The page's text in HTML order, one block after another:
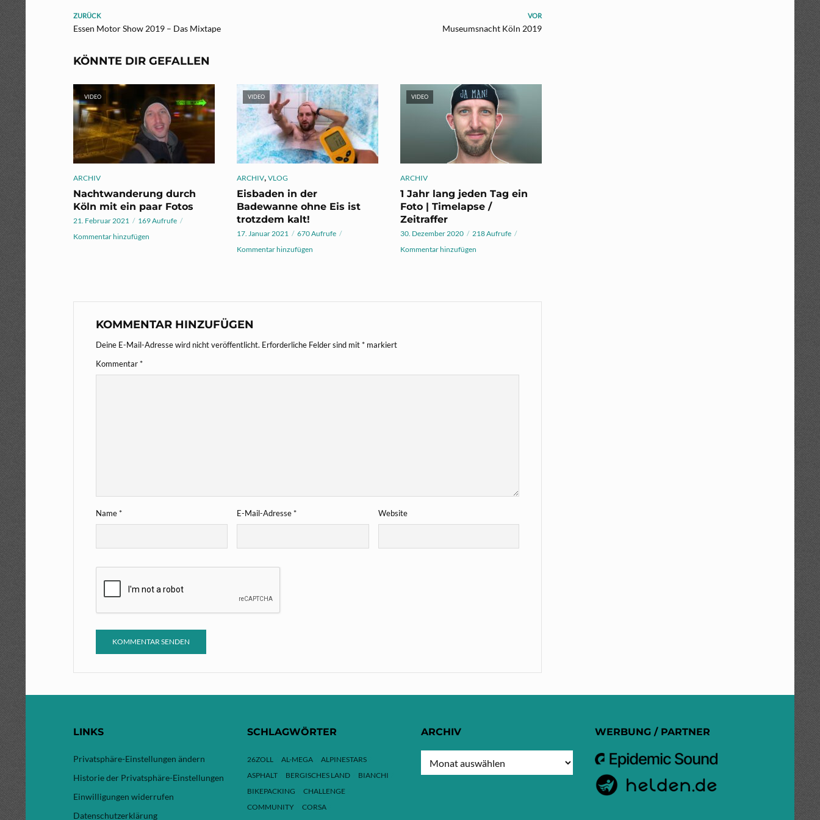
ZURÜCK
Essen Motor Show 2019 – Das Mixtape
VOR
Museumsnacht Köln 2019
KÖNNTE DIR GEFALLEN
VIDEO
ARCHIV
Nachtwanderung durch
Köln mit ein paar Fotos
21. Februar 2021
169 Aufrufe
Kommentar hinzufügen
VIDEO
ARCHIV, VLOG
Eisbaden in der
Badewanne ohne Eis ist
trotzdem kalt!
17. Januar 2021
670 Aufrufe
Kommentar hinzufügen
VIDEO
ARCHIV
1 Jahr lang jeden Tag ein
Foto | Timelapse /
Zeitraffer
30. Dezember 2020
218 Aufrufe
Kommentar hinzufügen
KOMMENTAR HINZUFÜGEN
Deine E-Mail-Adresse wird nicht veröffentlicht. Erforderliche Felder sind mit* markiert
Kommentar*
Name* E-Mail-Adresse* Website
LINKS
Privatsphäre-Einstellungen ändern
Historie der Privatsphäre-Einstellungen
Einwilligungen widerrufen
Datenschutzerklärung
SCHLAGWÖRTER
26ZOLL AL-MEGA
ALPINESTARS
ASPHALT
BERGISCHES LAND
BIANCHI
BIKEPACKING
CHALLENGE
COMMUNITY
CORSA
ARCHIV
ARCHIV
WERBUNG / PARTNER